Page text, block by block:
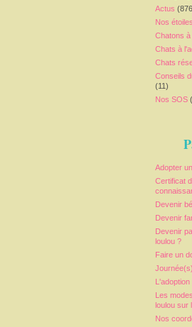
Actus
Nos étoiles
Chatons à
Chats à
Chats
Conseils
(11)
Nos SOS
Adopter
Certificat
Devenir
Devenir
Devenir
loulou ?
Faire un
L'adoption
Les
loulou sur
Nos